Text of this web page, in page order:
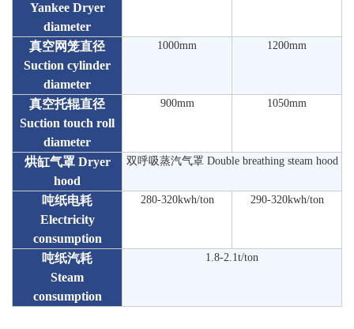
Yankee Dryer
diameter
真空网笼直径
Suction cylinder
diameter
1000mm 1200mm
真空托辊直径
Suction touch roll
diameter
900mm 1050mm
烘缸气罩 Dryer
hood
双呼吸蒸汽气罩 Double breathing steam hood
吨纸电耗
Electricity
consumption
280-320kwh/ton 290-320kwh/ton
吨纸汽耗
Steam
consumption
1.8-2.1t/ton